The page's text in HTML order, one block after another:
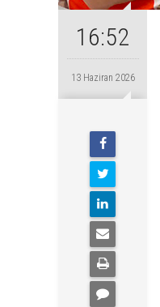
16:52
13 Haziran 2026